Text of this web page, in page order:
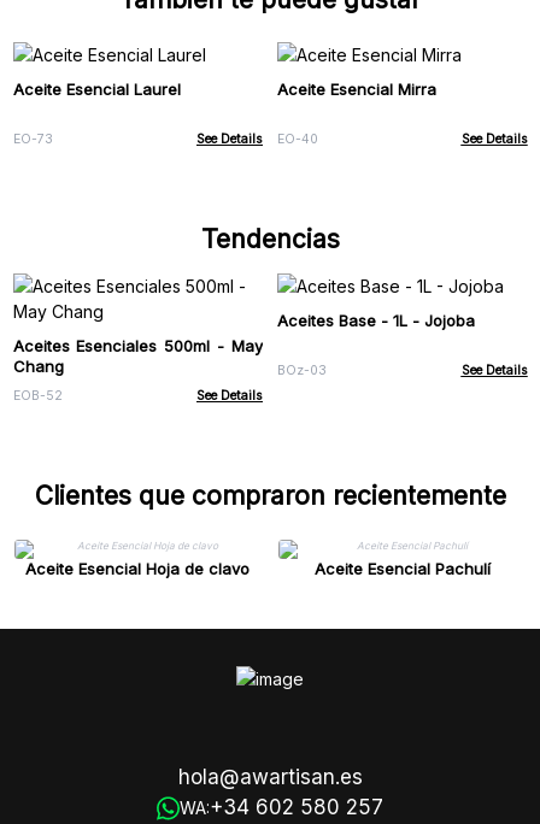
Aceite Esencial Laurel
EO-73 See Details
Aceite Esencial Mirra
EO-40 See Details
Tendencias
Aceites Esenciales 500ml - May
Chang
EOB-52 See Details
Aceites Base - 1L - Jojoba
BOz-03 See Details
Clientes que compraron recientemente
Aceite Esencial Hoja de clavo Aceite Esencial Pachulí
hola@awartisan.es
WA:+34 602 580 257